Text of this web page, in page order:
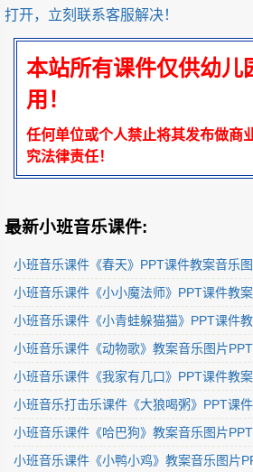
打开，立刻联系客服解决！
本站所有课件仅供幼儿
用！
任何单位或个人禁止将其发布做商
究法律责任！
最新小班音乐课件:
小班音乐课件《春天》PPT课件教案音乐
小班音乐课件《小小魔法师》PPT课件教
小班音乐课件《小青蛙躲猫猫》PPT课件
小班音乐课件《动物歌》教案音乐图片
小班音乐课件《我家有几口》PPT课件教
小班音乐打击乐课件《大狼喝粥》PPT课
小班音乐课件《哈巴狗》教案音乐图片
小班音乐课件《小鸭小鸡》教案音乐图片